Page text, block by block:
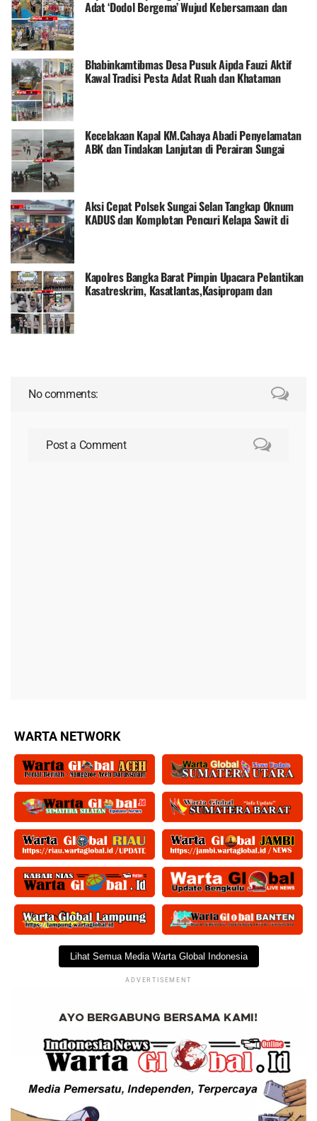
Adat ‘Dodol Bergema’ Wujud Kebersamaan dan
Pelestarian Budaya
Bhabinkamtibmas Desa Pusuk Aipda Fauzi Aktif
Kawal Tradisi Pesta Adat Ruah dan Khataman
Qur’an
Kecelakaan Kapal KM.Cahaya Abadi Penyelamatan
ABK dan Tindakan Lanjutan di Perairan Sungai
Aksi Cepat Polsek Sungai Selan Tangkap Oknum
KADUS dan Komplotan Pencuri Kelapa Sawit di
Kapolres Bangka Barat Pimpin Upacara Pelantikan
Kasatreskrim, Kasatlantas,Kasipropam dan
No comments:
Post a Comment
WARTA NETWORK
Lihat Semua Media Warta Global Indonesia
ADVERTISEMENT